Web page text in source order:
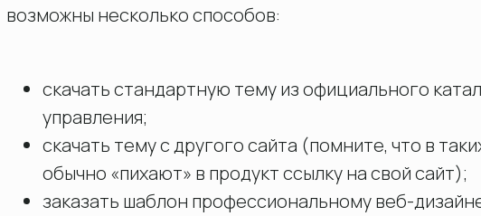
возможны несколько способов:
скачать стандартную тему из официального
управления;
скачать тему с другого сайта (помните, что в
обычно «пихают» в продукт ссылку на свой сайт);
заказать шаблон профессиональному веб-